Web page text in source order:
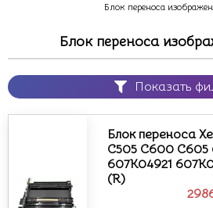
Блок переноса
Блок переноса
Показать
Блок переноса
C505 C600
607K04921
(R)